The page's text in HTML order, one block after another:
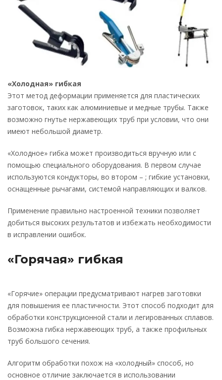
«Холодная» гибкая
Этот метод деформации применяется для пластических
заготовок, таких как алюминиевые и медные трубы. Также
возможно гнутье нержавеющих труб при условии, что они
имеют небольшой диаметр.
«Холодное» гибка может производиться вручную или с
помощью специального оборудования. В первом случае
используются кондукторы, во втором – ; гибкие установки,
оснащенные рычагами, системой направляющих и валков.
Применение правильно настроенной техники позволяет
добиться высоких результатов и избежать необходимости
в исправлении ошибок.
«Горячая» гибкая
«Горячие» операции предусматривают нагрев заготовки
для повышения ее пластичности. Этот способ подходит для
обработки конструкционной стали и легированных сплавов.
Возможна гибка нержавеющих труб, а также профильных
труб большого сечения.
Алгоритм обработки похож на «холодный» способ, но
основное отличие заключается в использовании